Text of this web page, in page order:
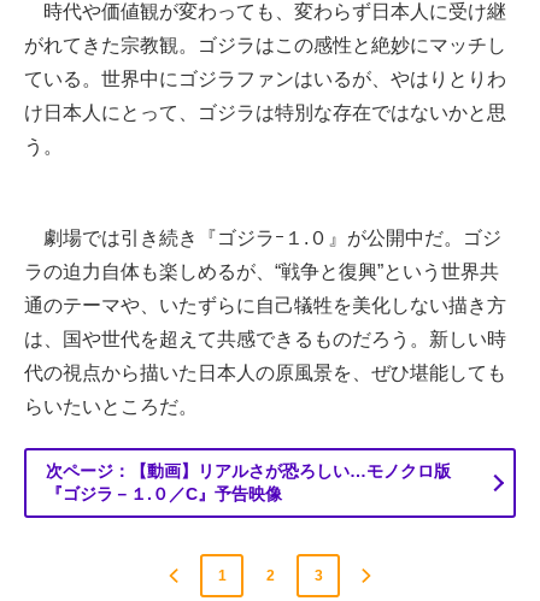
時代や価値観が変わっても、変わらず日本人に受け継
がれてきた宗教観。ゴジラはこの感性と絶妙にマッチし
ている。世界中にゴジラファンはいるが、やはりとりわ
け日本人にとって、ゴジラは特別な存在ではないかと思
う。
劇場では引き続き『ゴジラｰ１.０』が公開中だ。ゴジ
ラの迫力自体も楽しめるが、“戦争と復興”という世界共
通のテーマや、いたずらに自己犠牲を美化しない描き方
は、国や世代を超えて共感できるものだろう。新しい時
代の視点から描いた日本人の原風景を、ぜひ堪能しても
らいたいところだ。
次ページ：【動画】リアルさが恐ろしい…モノクロ版
『ゴジラ－１.０／C』予告映像
1 2 3